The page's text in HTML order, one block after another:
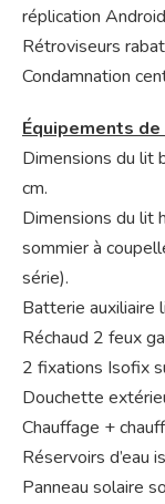
réplication
Rétroviseurs
Condamnation
Équipements
Dimensions du lit
cm.
Dimensions du lit
sommier à
série).
Batterie auxiliaire
Réchaud 2 feux
2 fixations Isofix
Douchette
Chauffage +
Réservoirs d’eau
Panneau solaire